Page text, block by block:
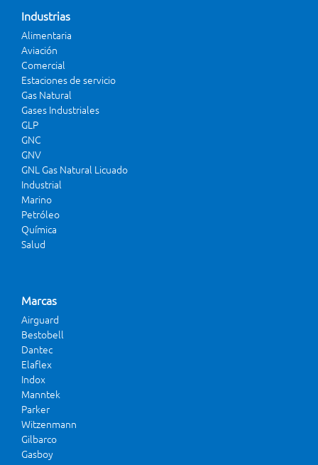
Industrias
Alimentaria
Aviación
Comercial
Estaciones de servicio
Gas Natural
Gases Industriales
GLP
GNC
GNV
GNL Gas Natural Licuado
Industrial
Marino
Petróleo
Química
Salud
Marcas
Airguard
Bestobell
Dantec
Elaflex
Indox
Manntek
Parker
Witzenmann
Gilbarco
Gasboy